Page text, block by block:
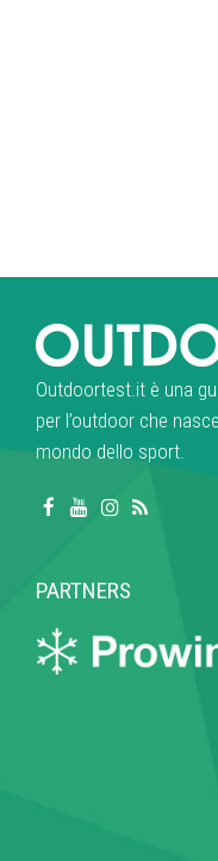
Outdoortest.it è una
per l’outdoor che
mondo dello sport.
PARTNERS